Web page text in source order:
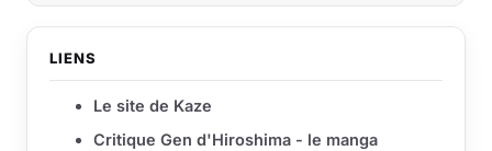
LIENS
Le site de Kaze
Critique Gen d'Hiroshima - le manga